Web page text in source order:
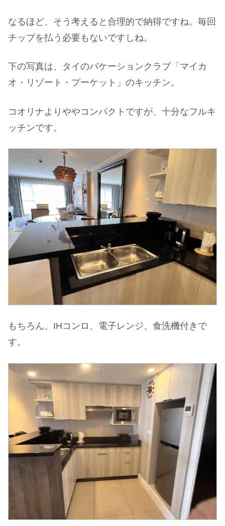
なるほど、そう考えると合理的で納得ですね。毎回
チップを払う必要もないですしね。
下の写真は、タイのバケーションクラブ「マイカ
オ・リゾート・プーケット」のキッチン。
コオリナよりややコンパクトですが、十分なフルキ
ッチンです。
もちろん、IHコンロ、電子レンジ、食洗機付きで
す。